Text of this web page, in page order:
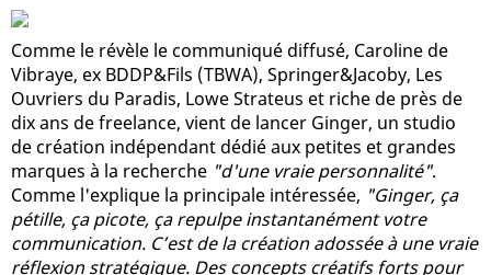
Comme le révèle le communiqué diffusé, Caroline de
Vibraye, ex BDDP&Fils (TBWA), Springer&Jacoby, Les
Ouvriers du Paradis, Lowe Strateus et riche de près de
dix ans de freelance, vient de lancer Ginger, un studio
de création indépendant dédié aux petites et grandes
marques à la recherche "d'une vraie personnalité".
Comme l'explique la principale intéressée, "Ginger, ça
pétille, ça picote, ça repulpe instantanément votre
communication. C’est de la création adossée à une vraie
réflexion stratégique. Des concepts créatifs forts pour